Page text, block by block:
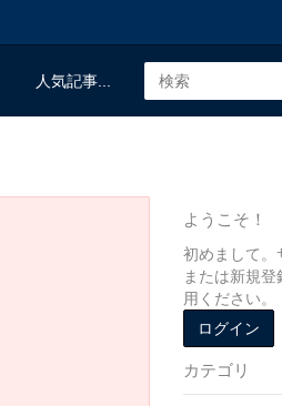
人気記事...
ようこそ！
初めまして。
または新規登
用ください。
ログイン
カテゴリ